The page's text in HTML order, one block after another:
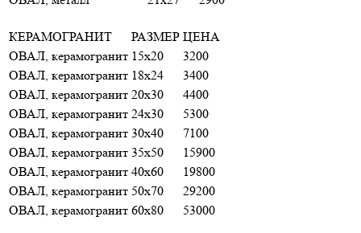
КЕРАМОГРАНИТ РАЗМЕР ЦЕНА
ОВАЛ, керамогранит 15х20
3200
ОВАЛ, керамогранит 18х24
3400
ОВАЛ, керамогранит 20х30
4400
ОВАЛ, керамогранит 24х30
5300
ОВАЛ, керамогранит 30х40
7100
ОВАЛ, керамогранит 35х50
15900
ОВАЛ, керамогранит 40х60
19800
ОВАЛ, керамогранит 50х70
29200
ОВАЛ, керамогранит 60х80 53000